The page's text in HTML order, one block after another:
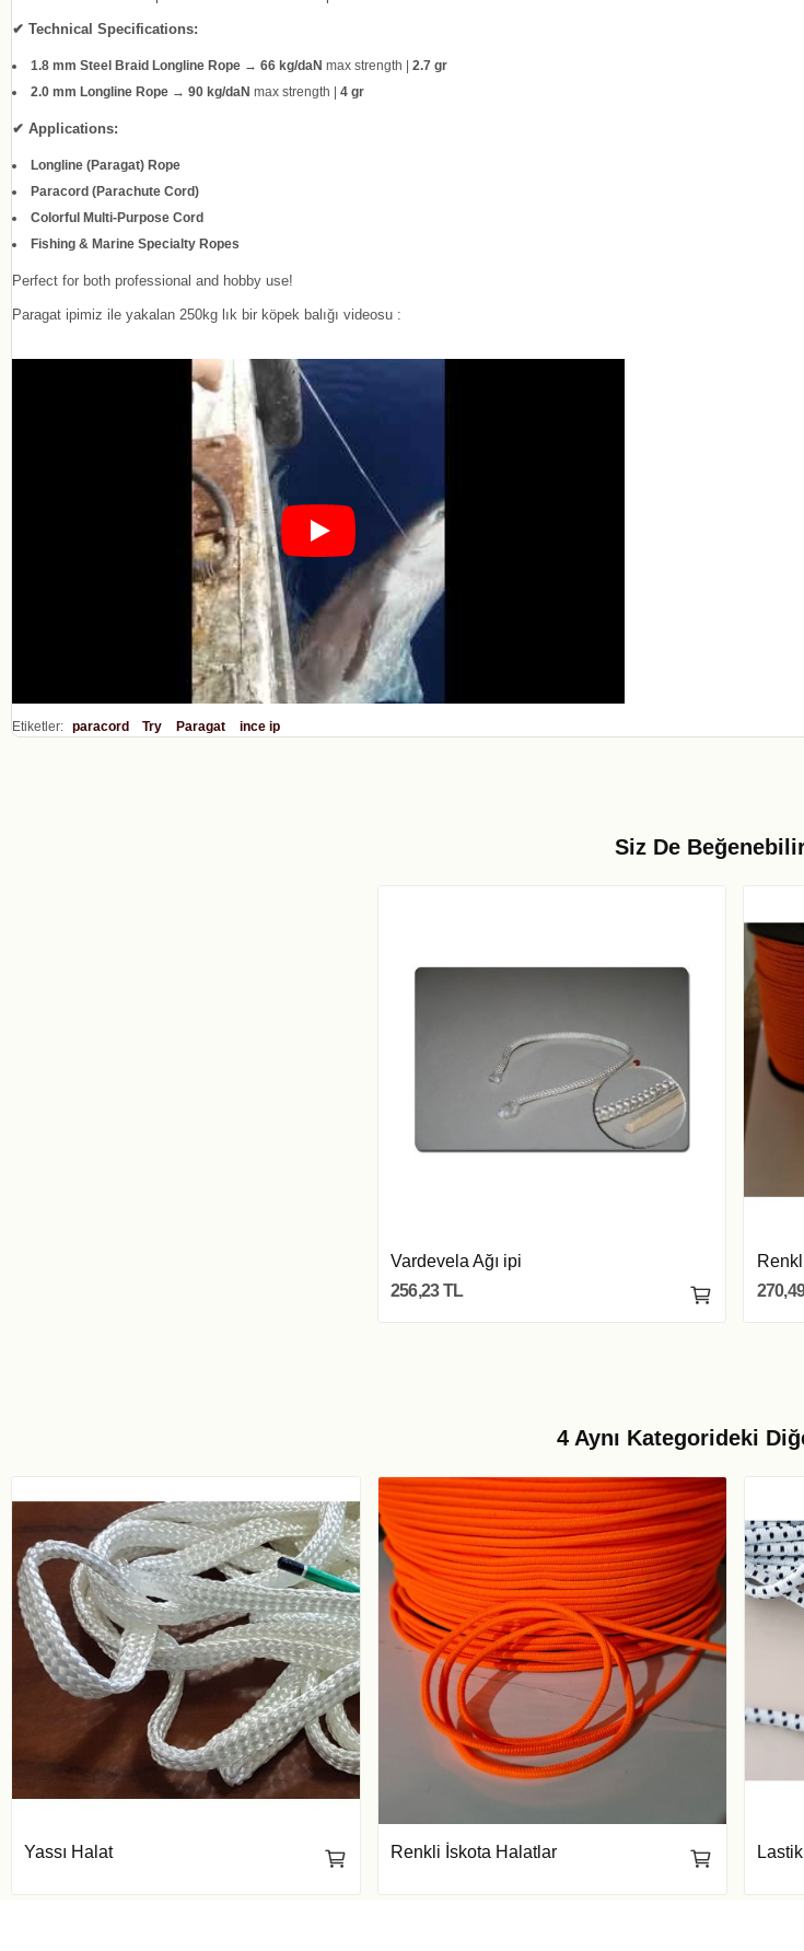
✔ Technical Specifications:
1.8 mm Steel Braid Longline Rope → 66 kg/daN max strength | 2.7 gr
2.0 mm Longline Rope → 90 kg/daN max strength | 4 gr
✔ Applications:
Longline (Paragat) Rope
Paracord (Parachute Cord)
Colorful Multi-Purpose Cord
Fishing & Marine Specialty Ropes
Perfect for both professional and hobby use!
Paragat ipimiz ile yakalan 250kg lık bir köpek balığı videosu :
Etiketler: paracord Try Paragat ince ip
Siz De
Vardevela Ağı ipi
256,23 TL
4 Aynı Kategorideki
Yassı Halat Renkli İskota Halatlar